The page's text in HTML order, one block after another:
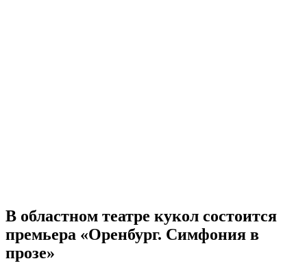
В областном театре кукол состоится
премьера «Оренбург. Симфония в
прозе»